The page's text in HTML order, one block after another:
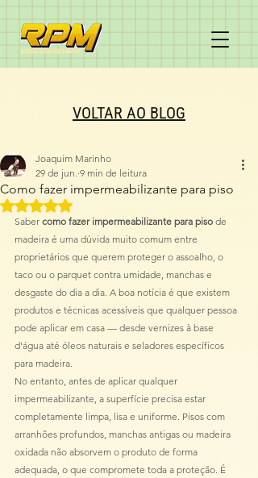
VOLTAR AO BLOG
Como fazer impermeabilizante para piso
Joaquim Marinho
29 de jun. 9 min de leitura
Avaliado com NaN de 5 estrelas.
Saber como fazer impermeabilizante para piso de
madeira é uma dúvida muito comum entre
proprietários que querem proteger o assoalho, o
taco ou o parquet contra umidade, manchas e
desgaste do dia a dia. A boa notícia é que existem
produtos e técnicas acessíveis que qualquer pessoa
pode aplicar em casa — desde vernizes à base
d'água até óleos naturais e seladores específicos
para madeira.
No entanto, antes de aplicar qualquer
impermeabilizante, a superfície precisa estar
completamente limpa, lisa e uniforme. Pisos com
arranhões profundos, manchas antigas ou madeira
oxidada não absorvem o produto de forma
adequada, o que compromete toda a proteção. É